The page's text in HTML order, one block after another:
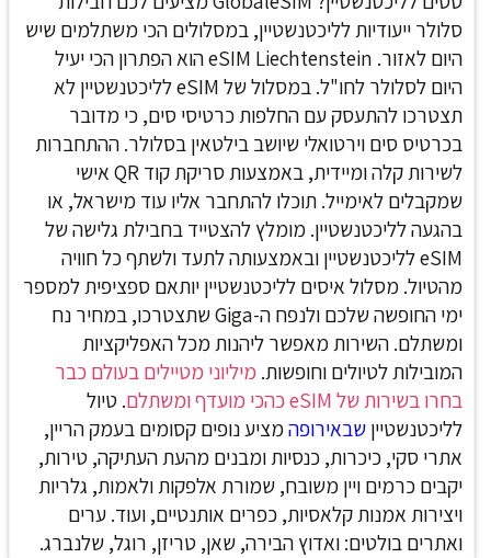
סלולר ייעודיות לליכטנשטיין, במסלולים הכי משתלמים שיש
היום לאזור. eSIM Liechtenstein
הוא הפתרון הכי יעיל
היום לסלולר לחו"ל. במסלול של eSIM לליכטנשטיין לא
תצטרכו להתעסק עם החלפות כרטיסי סים, כי מדובר
בכרטיס סים וירטואלי שיושב בילטאין בסלולר. ההתחברות
לשירות קלה ומיידית, באמצעות סריקת קוד QR אישי
שמקבלים לאימייל. תוכלו להתחבר אליו עוד מישראל, או
בהגעה לליכטנשטיין.מומלץ להצטייד בחבילת גלישה של
eSIM לליכטנשטיין ובאמצעותה לתעד ולשתף כל חוויה
מהטיול. מסלול איסים לליכטנשטיין יותאם ספציפית למספר
ימי החופשה שלכם ולנפח ה-Giga שתצטרכו, במחיר נח
ומשתלם. השירות מאפשר ליהנות מכל האפליקציות
המובילות לטיולים וחופשות. מיליוני מטיילים בעולם כבר
בחרו בשירות של eSIM כהכי מועדף ומשתלם
.טיול
לליכטנשטייןשבאירופהמציע נופים קסומים בעמק הריין,
אתרי סקי, כיכרות, כנסיות ומבנים מהעת העתיקה, טירות,
יקבים כרמים ויין משובח, שמורת אלפקות ולאמות, גלריות
ויצירות אמנות קלאסיות, כפרים אותנטיים, ועוד.ערים
ואתרים בולטים: ואדוץ הבירה, שאן, טריזן, רוגל, שלנברג.